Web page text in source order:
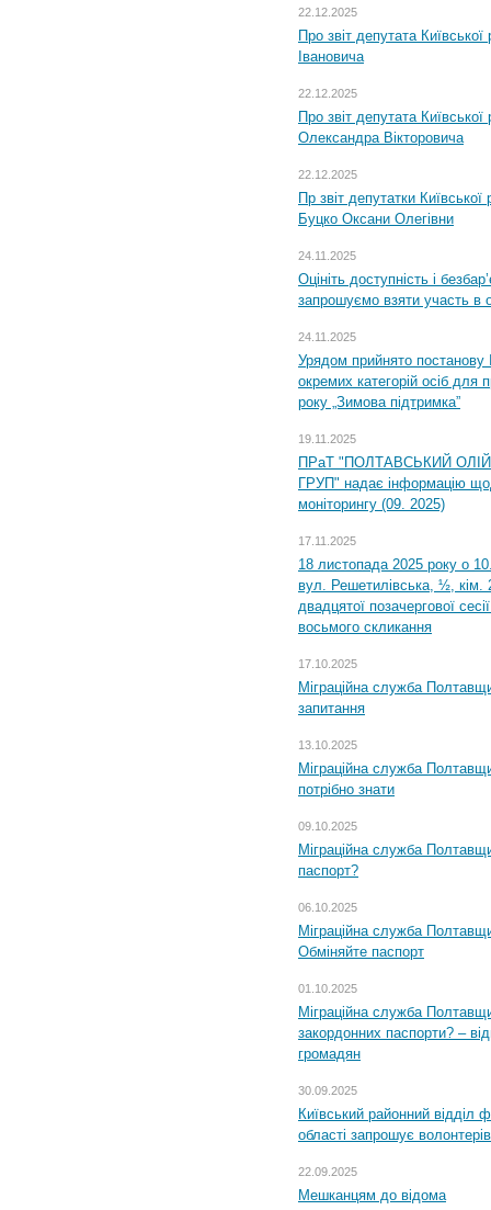
22.12.2025
Про звіт депутата
Івановича
22.12.2025
Про звіт депутата
Олександра Вікторовича
22.12.2025
Пр звіт депутатки
Буцко Оксани Олегівни
24.11.2025
Оцініть доступність і
запрошуємо взяти участь в
24.11.2025
Урядом прийнято постанову
окремих категорій осіб для
року „Зимова підтримка”
19.11.2025
ПРаТ "ПОЛТАВСЬКИЙ
ГРУП" надає інформацію
моніторингу (09. 2025)
17.11.2025
18 листопада 2025 року о
вул. Решетилівська, ½, кім.
двадцятої позачергової
восьмого скликання
17.10.2025
Міграційна служба
запитання
13.10.2025
Міграційна служба
потрібно знати
09.10.2025
Міграційна служба
паспорт?
06.10.2025
Міграційна служба
Обміняйте паспорт
01.10.2025
Міграційна служба
закордонних паспорти? –
громадян
30.09.2025
Київський районний відділ
області запрошує
22.09.2025
Мешканцям до відома